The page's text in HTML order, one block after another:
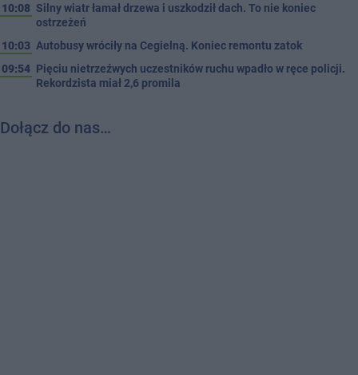
10:08 Silny wiatr łamał drzewa i uszkodził dach. To nie koniec
ostrzeżeń
10:03 Autobusy wróciły na Cegielną. Koniec remontu zatok
09:54 Pięciu nietrzeźwych uczestników ruchu wpadło w ręce policji.
Rekordzista miał 2,6 promila
Dołącz do nas…